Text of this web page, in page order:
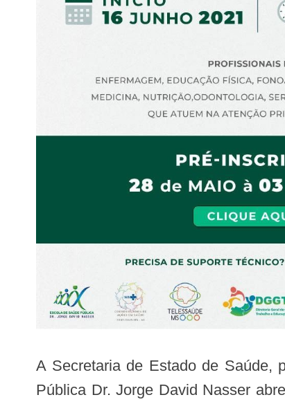
A Secretaria de Estado de Saúde,
Pública Dr. Jorge David Nasser